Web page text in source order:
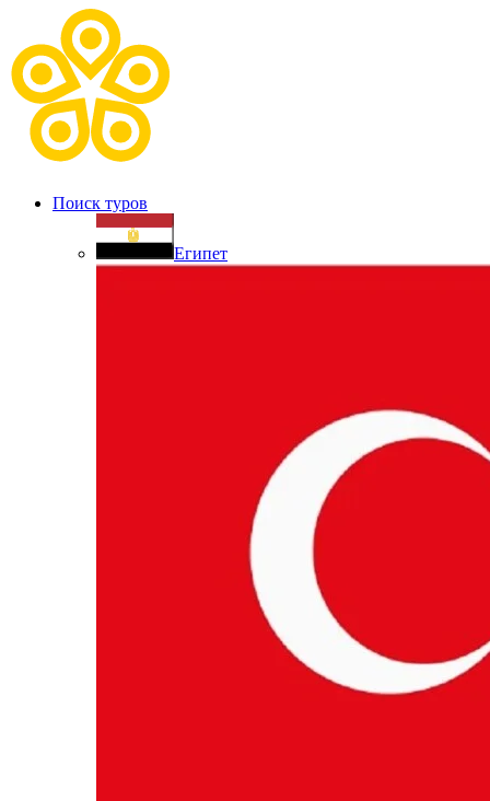
Поиск туров
Египет